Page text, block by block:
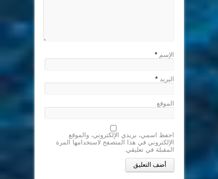
الإسم *
البريد *
الموقع
احفظ اسمي، بريدي الإلكتروني، والموقع
الإلكتروني في هذا المتصفح لاستخدامها المرة
المقبلة في تعليقي.